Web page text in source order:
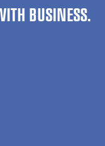
BUSINESS.